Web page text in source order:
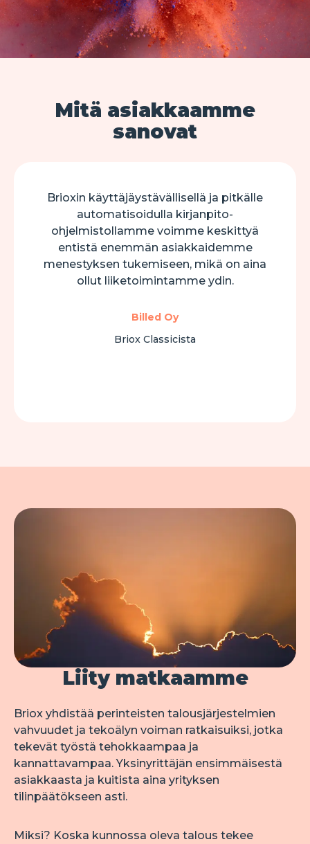
Mitä asiakkaamme
sanovat
Brioxin käyttäjäystävällisellä ja pitkälle
automatisoidulla kirjanpito-
ohjelmistollamme voimme keskittyä
entistä enemmän asiakkaidemme
menestyksen tukemiseen, mikä on aina
ollut liiketoimintamme ydin.
Billed Oy
Briox Classicista
Liity matkaamme
Briox yhdistää perinteisten talousjärjestelmien
vahvuudet ja tekoälyn voiman ratkaisuiksi, jotka
tekevät työstä tehokkaampaa ja
kannattavampaa. Yksinyrittäjän ensimmäisestä
asiakkaasta ja kuitista aina yrityksen
tilinpäätökseen asti.
Miksi? Koska kunnossa oleva talous tekee